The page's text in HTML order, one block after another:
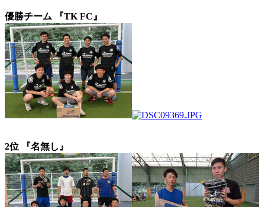
優勝チーム 『TK FC』
2位 『名無し』